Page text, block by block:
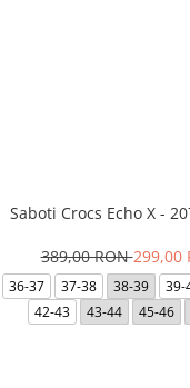
Saboti Crocs Echo X -
389,00 RON299,00
36-37 37-38 38-39 39-
42-43
43-44 45-46